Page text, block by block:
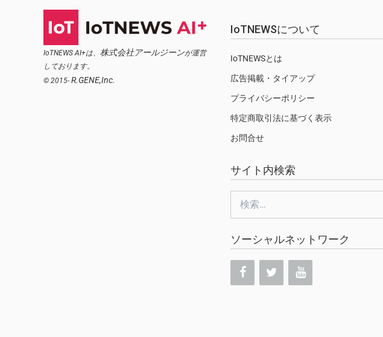
IoTNEWS AI+は、 株式会社アールジーンが運営
しております。
© 2015- R.GENE,Inc.
IoTNEWSについて
IoTNEWSとは
広告掲載・タイアップ
プライバシーポリシー
特定商取引法に基づく表示
お問合せ
サイト内検索
ソーシャルネットワーク